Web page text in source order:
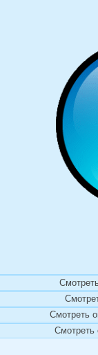
Смотреть
Смотреть